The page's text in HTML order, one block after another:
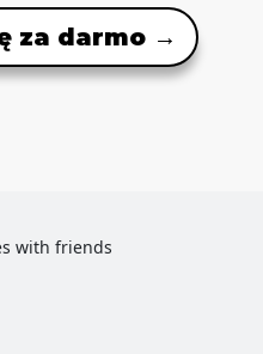
za darmo →
with friends